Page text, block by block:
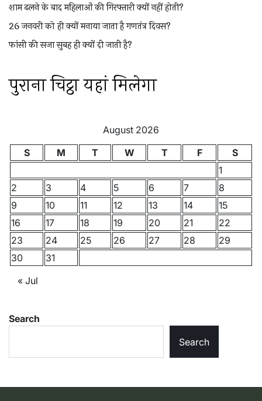
शाम ढलने के बाद महिलाओं की गिरफ्तारी क्यों नहीं होती?
26 जनवरी को ही क्यों मनाया जाता है गणतंत्र दिवस?
फांसी की सजा सुबह ही क्यों दी जाती है?
पुराना चिट्ठा यहां मिलेगा
August 2026
S
M T W T F
S
1
2
3 4 5 6 7
8
9
10 11 12 13 14
15
16
17 18 19 20 21
22
23
24 25 26 27 28
29
30
31
« Jul
Search
Search